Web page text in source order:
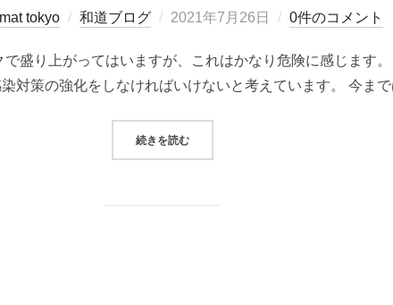
tokyo 和道ブログ
投
日:
2021年7月26日 0件のコメント
盛り上がってはいますが、これはかなり危険に感じます
対策の強化をしなければいけないと考えています。 今ま
続きを読む“今までで一番危険なのでは！！”